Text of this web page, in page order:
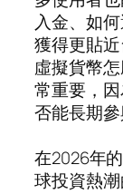
入金、如
獲得更貼
虛擬貨幣
常重要，
否能長期參
在2026年
球投資熱